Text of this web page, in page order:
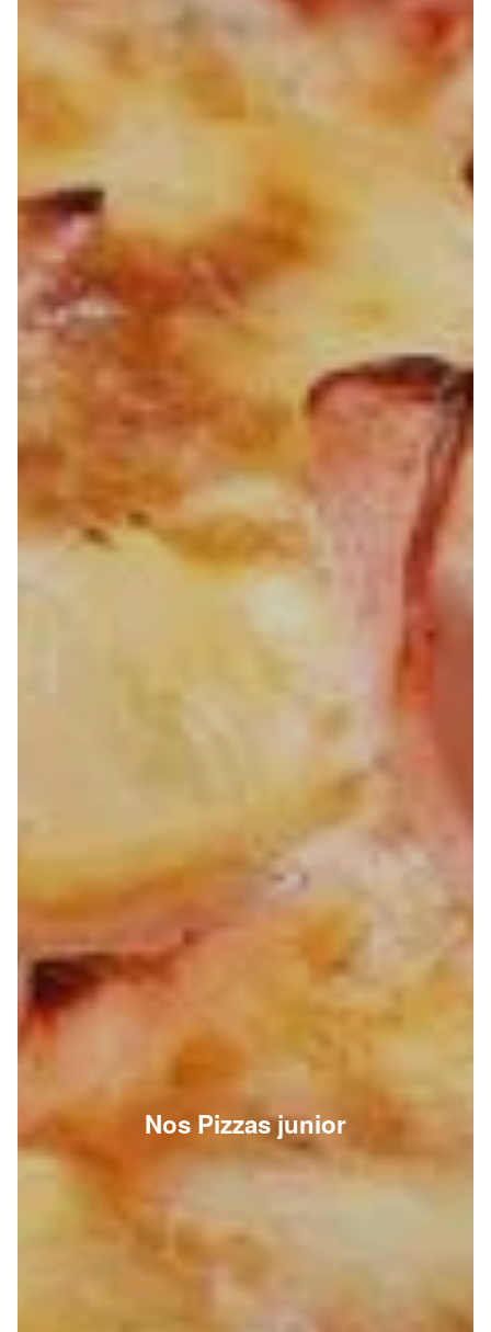
Nos Pizzas junior